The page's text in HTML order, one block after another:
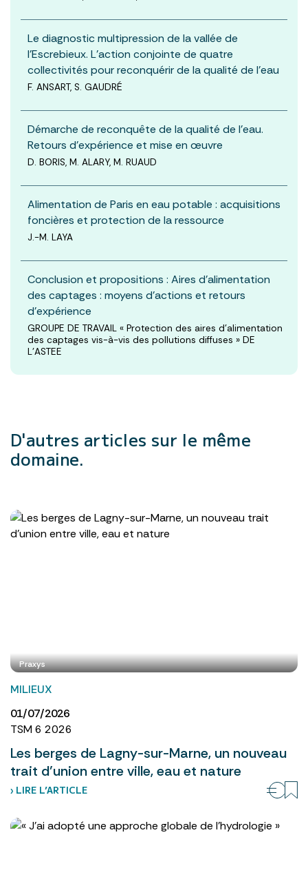
Le diagnostic multipression de la vallée de
l’Escrebieux. L’action conjointe de quatre
collectivités pour reconquérir de la qualité de l’eau
F. ANSART, S. GAUDRÉ
Démarche de reconquête de la qualité de l’eau.
Retours d’expérience et mise en œuvre
D. BORIS, M. ALARY, M. RUAUD
Alimentation de Paris en eau potable : acquisitions
foncières et protection de la ressource
J.-M. LAYA
Conclusion et propositions : Aires d’alimentation
des captages : moyens d’actions et retours
d’expérience
GROUPE DE TRAVAIL « Protection des aires d’alimentation
des captages vis-à-vis des pollutions diffuses » DE
L'ASTEE
D'autres articles sur le même
domaine.
Praxys
MILIEUX
01/07/2026
TSM 6 2026
Les berges de Lagny-sur-Marne, un nouveau
trait d’union entre ville, eau et nature
› LIRE L’ARTICLE